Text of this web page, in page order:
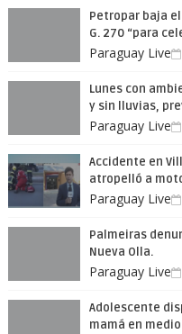
Petropar baja
G. 270 “para
Paraguay Live
Lunes con
y sin lluvias,
Paraguay Live
Accidente en
atropelló a
Paraguay Live
Palmeiras
Nueva Olla.
Paraguay Live
Adolescente
mamá en